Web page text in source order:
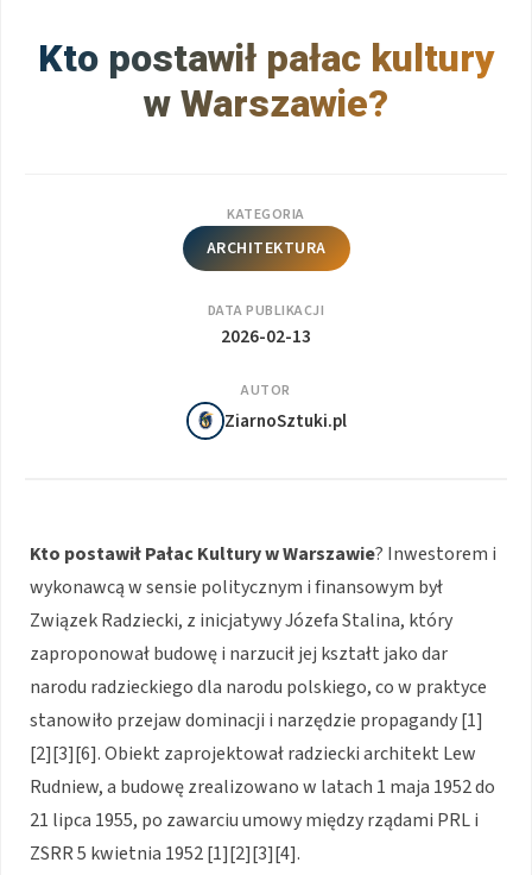
Kto postawił pałac kultury
w Warszawie?
KATEGORIA
ARCHITEKTURA
DATA PUBLIKACJI
2026-02-13
AUTOR
ZiarnoSztuki.pl
Kto postawił Pałac Kultury w Warszawie? Inwestorem i
wykonawcą w sensie politycznym i finansowym był
Związek Radziecki, z inicjatywy Józefa Stalina, który
zaproponował budowę i narzucił jej kształt jako dar
narodu radzieckiego dla narodu polskiego, co w praktyce
stanowiło przejaw dominacji i narzędzie propagandy [1]
[2][3][6]. Obiekt zaprojektował radziecki architekt Lew
Rudniew, a budowę zrealizowano w latach 1 maja 1952 do
21 lipca 1955, po zawarciu umowy między rządami PRL i
ZSRR 5 kwietnia 1952 [1][2][3][4].